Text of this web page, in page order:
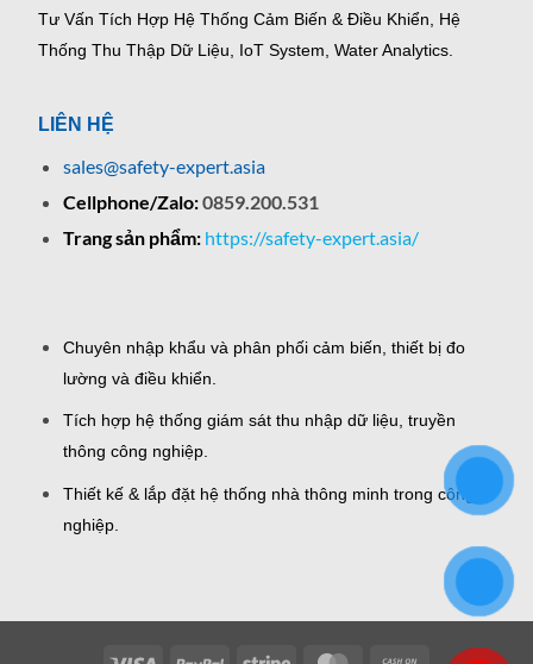
Tư Vấn Tích Hợp Hệ Thống Cảm Biến & Điều Khiển, Hệ
Thống Thu Thập Dữ Liệu, IoT System, Water Analytics.
LIÊN HỆ
sales@safety-expert.asia
Cellphone/Zalo:0859.200.531
Trang sản phẩm: https://safety-expert.asia/
Chuyên nhập khẩu và phân phối cảm biến, thiết bị đo
lường và điều khiển.
Tích hợp hệ thống giám sát thu nhập dữ liệu, truyền
thông công nghiệp.
Thiết kế & lắp đặt hệ thống nhà thông minh trong công
nghiệp.